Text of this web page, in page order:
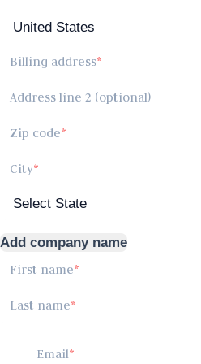
Billing address
Address line 2 (optional)
Zip code
City
Add company name
First name
Last name
Email